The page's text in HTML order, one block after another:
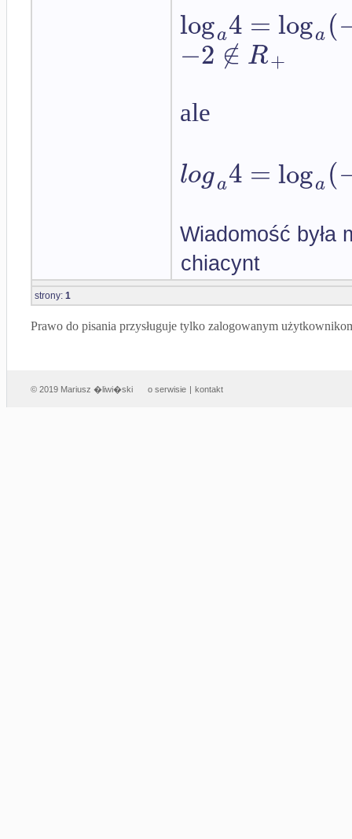
loga4 = loga(
−2∉ R+
ale
loga4 = loga(
Wiadomość była
chiacynt
strony: 1
Prawo do pisania przysługuje tylko zalogowanym
© 2019 Mariusz �liwi�ski o serwisie | kontakt